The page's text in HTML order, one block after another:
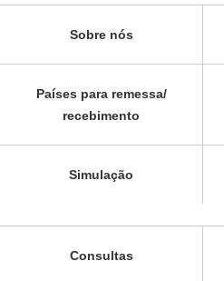
Sobre nós
Países para remessa/
recebimento
Simulação
Consultas